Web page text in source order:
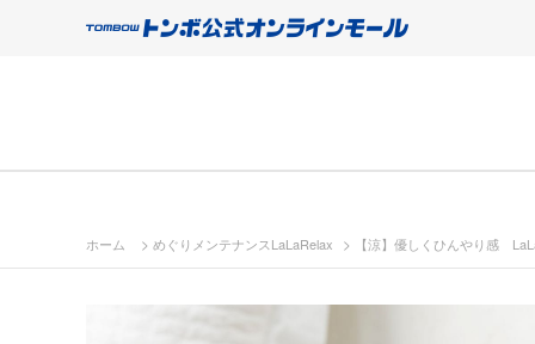
ホーム > めぐりメンテナンスLaLaRelax > 【涼】優しくひんやり感